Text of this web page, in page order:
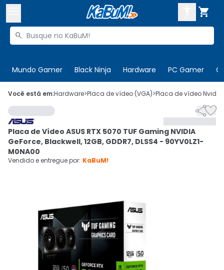

Buscar produtos

Mundo Gamer Black Ninja Hardware PC Gamer
 Olá. Acesse sua conta
 Departamentos
Cupons
Mais Vendidos
CADASTRE-SE
Você está em:Hardware>Placa de vídeo (VGA)>Placa de vídeo Nvidia

Placa de Vídeo ASUS RTX 5070 TUF Gaming NVIDIA
GeForce, Blackwell, 12GB, GDDR7, DLSS4 - 90YV0LZ1-
M0NA00
Vendido e entregue por: KaBuM!